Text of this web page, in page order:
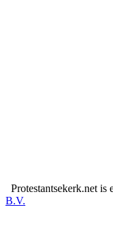
Protestantsekerk.net is
B.V.